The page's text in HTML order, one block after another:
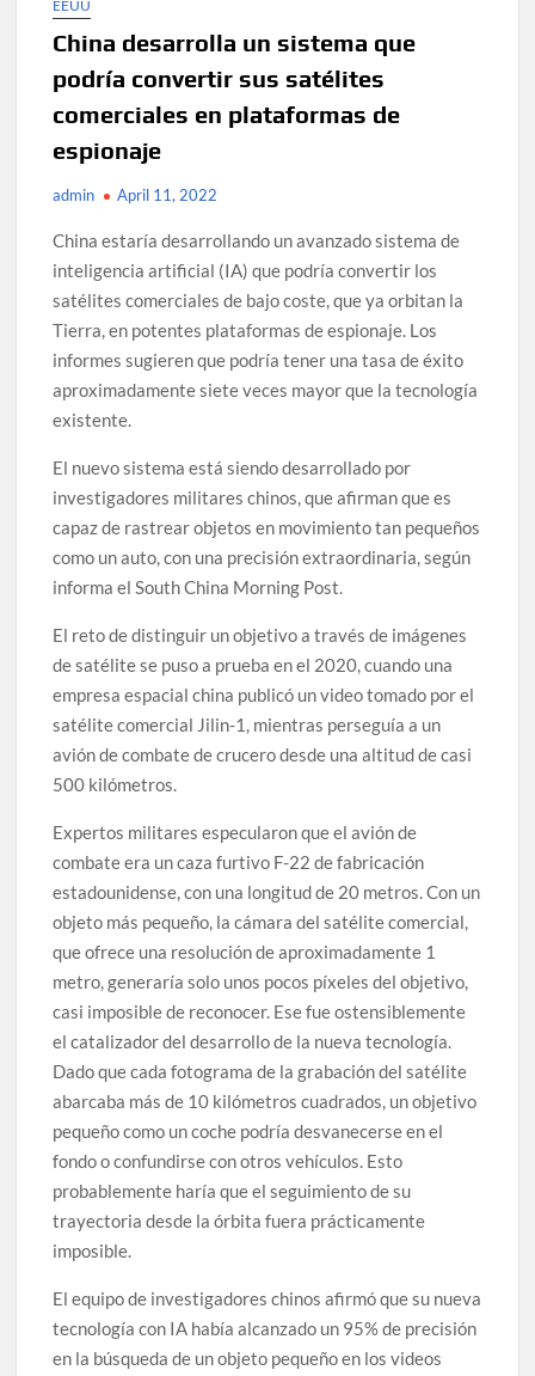
EEUU
China desarrolla un sistema que
podría convertir sus satélites
comerciales en plataformas de
espionaje
admin April 11, 2022
China estaría desarrollando un avanzado sistema de
inteligencia artificial (IA) que podría convertir los
satélites comerciales de bajo coste, que ya orbitan la
Tierra, en potentes plataformas de espionaje. Los
informes sugieren que podría tener una tasa de éxito
aproximadamente siete veces mayor que la tecnología
existente.
El nuevo sistema está siendo desarrollado por
investigadores militares chinos, que afirman que es
capaz de rastrear objetos en movimiento tan pequeños
como un auto, con una precisión extraordinaria, según
informa el South China Morning Post.
El reto de distinguir un objetivo a través de imágenes
de satélite se puso a prueba en el 2020, cuando una
empresa espacial china publicó un video tomado por el
satélite comercial Jilin-1, mientras perseguía a un
avión de combate de crucero desde una altitud de casi
500 kilómetros.
Expertos militares especularon que el avión de
combate era un caza furtivo F-22 de fabricación
estadounidense, con una longitud de 20 metros. Con un
objeto más pequeño, la cámara del satélite comercial,
que ofrece una resolución de aproximadamente 1
metro, generaría solo unos pocos píxeles del objetivo,
casi imposible de reconocer. Ese fue ostensiblemente
el catalizador del desarrollo de la nueva tecnología.
Dado que cada fotograma de la grabación del satélite
abarcaba más de 10 kilómetros cuadrados, un objetivo
pequeño como un coche podría desvanecerse en el
fondo o confundirse con otros vehículos. Esto
probablemente haría que el seguimiento de su
trayectoria desde la órbita fuera prácticamente
imposible.
El equipo de investigadores chinos afirmó que su nueva
tecnología con IA había alcanzado un 95% de precisión
en la búsqueda de un objeto pequeño en los videos